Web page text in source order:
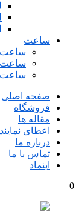
ساعت
ساعت
ساعت
ساعت
صفحه اصلی
فروشگاه
مقاله ها
اعطای
درباره ما
تماس با ما
اینماد
0